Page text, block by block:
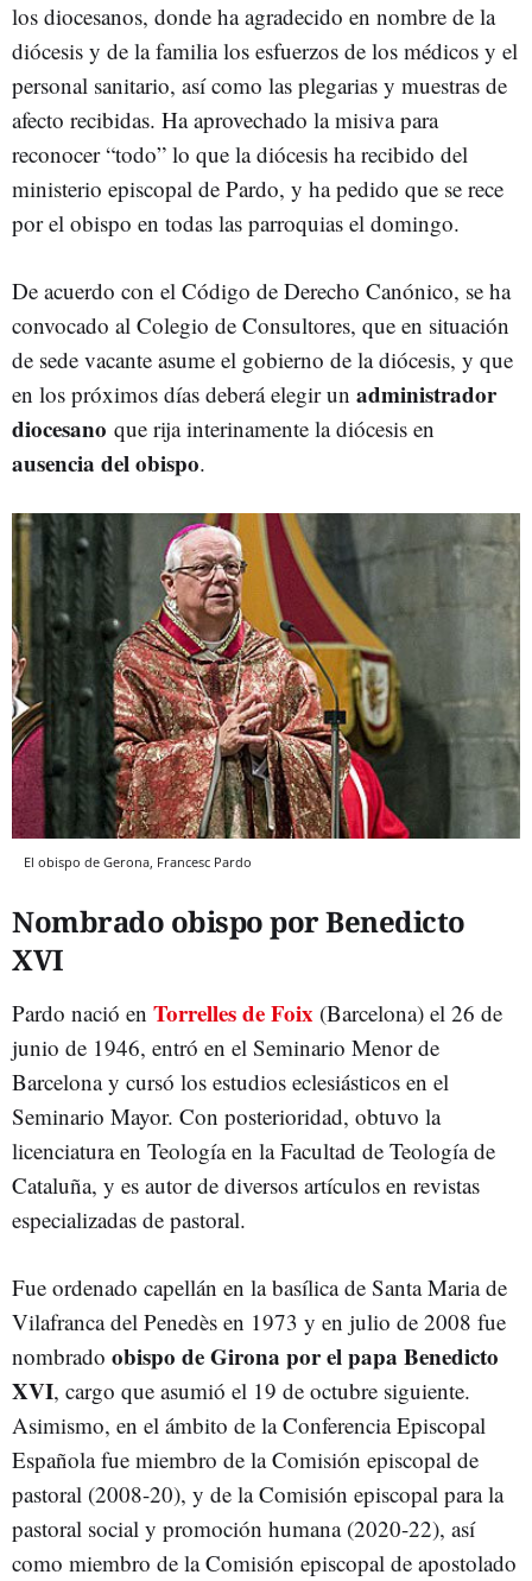
los diocesanos, donde ha agradecido en nombre de la
diócesis y de la familia los esfuerzos de los médicos y el
personal sanitario, así como las plegarias y muestras de
afecto recibidas. Ha aprovechado la misiva para
reconocer “todo” lo que la diócesis ha recibido del
ministerio episcopal de Pardo, y ha pedido que se rece
por el obispo en todas las parroquias el domingo.
De acuerdo con el Código de Derecho Canónico, se ha
convocado al Colegio de Consultores, que en situación
de sede vacante asume el gobierno de la diócesis, y que
en los próximos días deberá elegir un administrador
diocesano que rija interinamente la diócesis en
ausencia del obispo.
El obispo de Gerona, Francesc Pardo
Nombrado obispo por Benedicto
XVI
Pardo nació en Torrelles de Foix (Barcelona) el 26 de
junio de 1946, entró en el Seminario Menor de
Barcelona y cursó los estudios eclesiásticos en el
Seminario Mayor. Con posterioridad, obtuvo la
licenciatura en Teología en la Facultad de Teología de
Cataluña, y es autor de diversos artículos en revistas
especializadas de pastoral.
Fue ordenado capellán en la basílica de Santa Maria de
Vilafranca del Penedès en 1973 y en julio de 2008 fue
nombrado obispo de Girona por el papa Benedicto
XVI, cargo que asumió el 19 de octubre siguiente.
Asimismo, en el ámbito de la Conferencia Episcopal
Española fue miembro de la Comisión episcopal de
pastoral (2008-20), y de la Comisión episcopal para la
pastoral social y promoción humana (2020-22), así
como miembro de la Comisión episcopal de apostolado